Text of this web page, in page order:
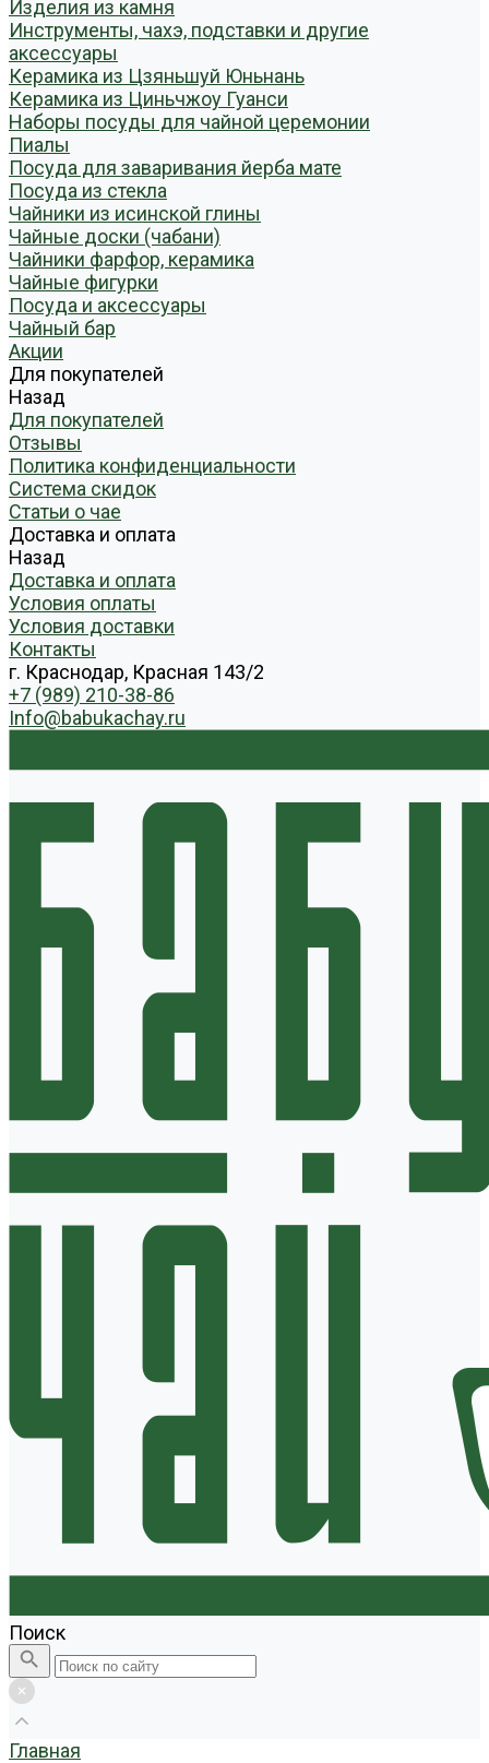
Изделия из камня
Инструменты, чахэ, подставки и другие
аксессуары
Керамика из Цзяньшуй Юньнань
Керамика из Циньчжоу Гуанси
Наборы посуды для чайной церемонии
Пиалы
Посуда для заваривания йерба мате
Посуда из стекла
Чайники из исинской глины
Чайные доски (чабани)
Чайники фарфор, керамика
Чайные фигурки
Посуда и аксессуары
Чайный бар
Акции
Для покупателей
Назад
Для покупателей
Отзывы
Политика конфиденциальности
Система скидок
Статьи о чае
Доставка и оплата
Назад
Доставка и оплата
Условия оплаты
Условия доставки
Контакты
г. Краснодар, Красная 143/2
+7 (989) 210-38-86
Info@babukachay.ru
Поиск
Главная